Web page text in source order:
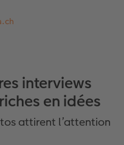
interviews
en idées
attirent l’attention